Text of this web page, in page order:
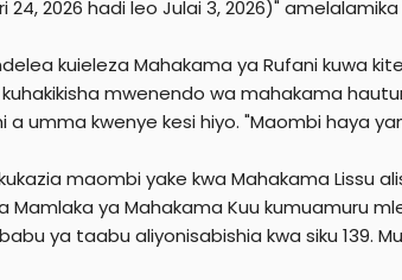
24, 2026 hadi leo Julai 3, 2026)" amelalamika
kuieleza Mahakama ya Rufani kuwa
kuhakikisha mwenendo wa mahakama
a umma kwenye kesi hiyo. "Maombi haya
maombi yake kwa Mahakama Lissu
Mamlaka ya Mahakama Kuu kumuamuru
ya taabu aliyonisabishia kwa siku 139.